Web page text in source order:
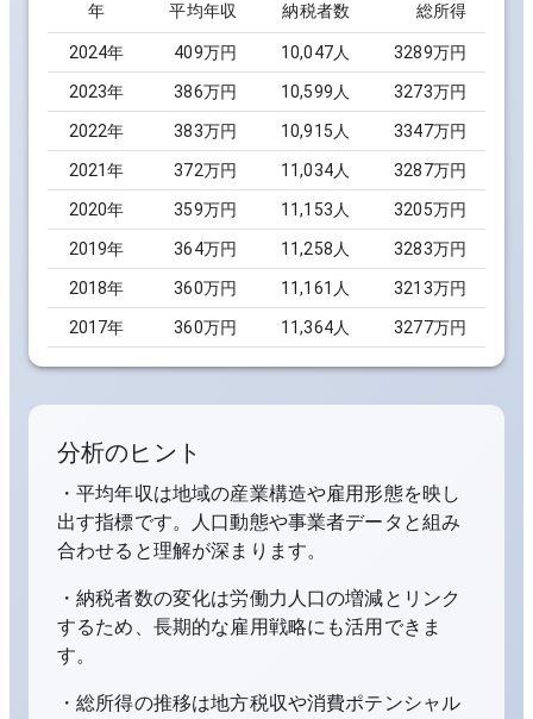
年 平均年収 納税者数 総所得
2024年 409万円 10,047人 3289万円
2023年 386万円 10,599 人 3273万円
2022年 383万円 10,915 人 3347万円
2021年 372万円 11,034人 3287万円
2020年 359万円 11,153 人 3205万円
2019年 364万円 11,258 人 3283万円
2018年 360万円 11,161 人 3213万円
2017年 360万円 11,364人 3277万円
分析のヒント
・平均年収は地域の産業構造や雇用形態を映し
出す指標です。人口動態や事業者データと組み
合わせると理解が深まります。
・納税者数の変化は労働力人口の増減とリンク
するため、長期的な雇用戦略にも活用できま
す。
・総所得の推移は地方税収や消費ポテンシャル